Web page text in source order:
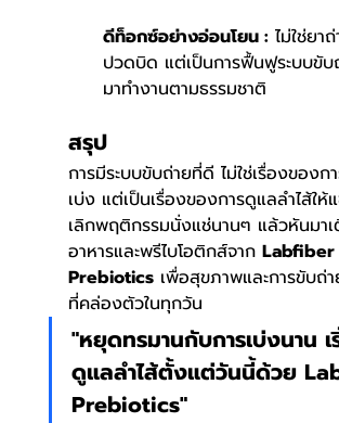
ดีท็อกซ์อย่างอ่อนโยน : ไม่ใช่ยา
ปวดบิด แต่เป็นการฟื้นฟูระบบขับ
มาทำงานตามธรรมชาติ
สรุป
การมีระบบขับถ่ายที่ดี ไม่ใช่เรื่องของก
เบ่ง แต่เป็นเรื่องของการดูแลลำไส้ให้
เลิกพฤติกรรมนั่งแช่นานๆ แล้วหันมาเ
อาหารและพรีไบโอติกส์จาก Labfiber
Prebiotics เพื่อสุขภาพและการขับถ่
ที่คล่องตัวในทุกวัน
"หยุดทรมานกับการเบ่งนาน
ดูแลลำไส้ตั้งแต่วันนี้ด้วย
Prebiotics"